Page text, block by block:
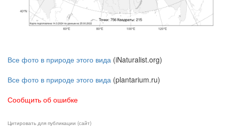
Все фото в природе этого вида (iNaturalist.org)
Все фото в природе этого вида (plantarium.ru)
Сообщить об ошибке
Цитировать для публикации (сайт)